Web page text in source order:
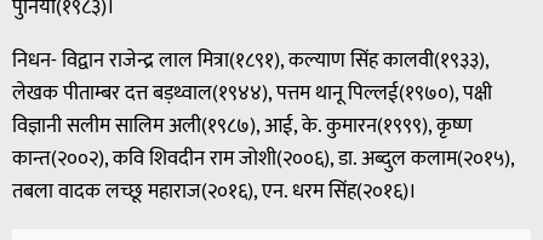
पुनिया(१९८३)।
निधन- विद्वान राजेन्द्र लाल मित्रा(१८९१), कल्याण सिंह कालवी(१९३३),
लेखक पीताम्बर दत्त बड़थ्वाल(१९४४), पत्तम थानू पिल्लई(१९७०), पक्षी
विज्ञानी सलीम सालिम अली(१९८७), आई, के. कुमारन(१९९९), कृष्ण
कान्त(२००२), कवि शिवदीन राम जोशी(२००६), डा. अब्दुल कलाम(२०१५),
तबला वादक लच्छू महाराज(२०१६), एन. धरम सिंह(२०१६)।